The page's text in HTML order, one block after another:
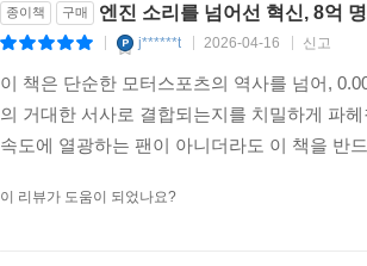
종이책 구매 엔진 소리를 넘어선 혁신, 8억
j******t 2026-04-16 신고
이 책은 단순한 모터스포츠의 역사를 넘어,
의 거대한 서사로 결합되는지를 치밀하게 파
속도에 열광하는 팬이 아니더라도 이 책을 반
이 리뷰가 도움이 되었나요?